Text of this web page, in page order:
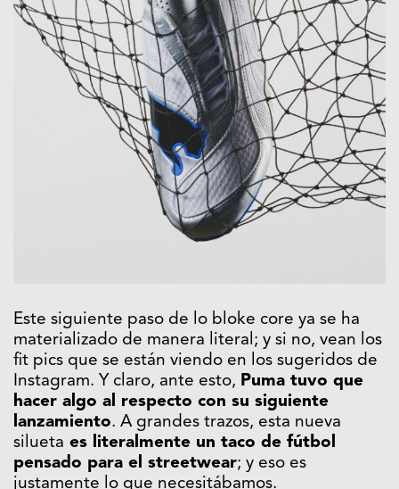
Este siguiente paso de lo bloke core ya se ha
materializado de manera literal; y si no, vean los
fit pics que se están viendo en los sugeridos de
Instagram. Y claro, ante esto, Puma tuvo que
hacer algo al respecto con su siguiente
lanzamiento. A grandes trazos, esta nueva
silueta es literalmente un taco de fútbol
pensado para el streetwear; y eso es
justamente lo que necesitábamos.